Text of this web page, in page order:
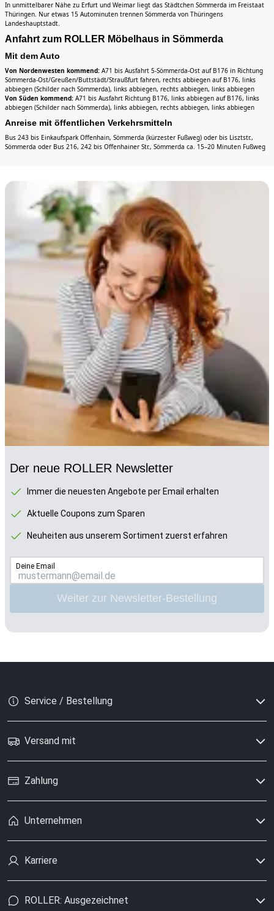
In unmittelbarer Nähe zu Erfurt und Weimar liegt das Städtchen Sömmerda im Freistaat
Thüringen. Nur etwas 15 Autominuten trennen Sömmerda von Thüringens
Landeshauptstadt.
Anfahrt zum ROLLER Möbelhaus in Sömmerda
Mit dem Auto
Von Nordenwesten kommend: A71 bis Ausfahrt 5-Sömmerda-Ost auf B176 in Richtung
Sömmerda-Ost/Greußen/Buttstädt/Straußfurt fahren, rechts abbiegen auf B176, links
abbiegen (Schilder nach Sömmerda), links abbiegen, rechts abbiegen, links abbiegen
Von Süden kommend: A71 bis Ausfahrt Richtung B176, links abbiegen auf B176, links
abbiegen (Schilder nach Sömmerda), links abbiegen, rechts abbiegen, links abbiegen
Anreise mit öffentlichen Verkehrsmitteln
Bus 243 bis Einkaufspark Offenhain, Sömmerda (kürzester Fußweg) oder bis Lisztstr.,
Sömmerda oder Bus 216, 242 bis Offenhainer Str., Sömmerda ca. 15–20 Minuten Fußweg
Der neue ROLLER Newsletter
Immer die neuesten Angebote per Email erhalten
Aktuelle Coupons zum Sparen
Neuheiten aus unserem Sortiment zuerst erfahren
Deine Email
Weiter zur Newsletter-Bestellung
Service / Bestellung
Versand mit
Zahlung
Unternehmen
Karriere
ROLLER: Ausgezeichnet